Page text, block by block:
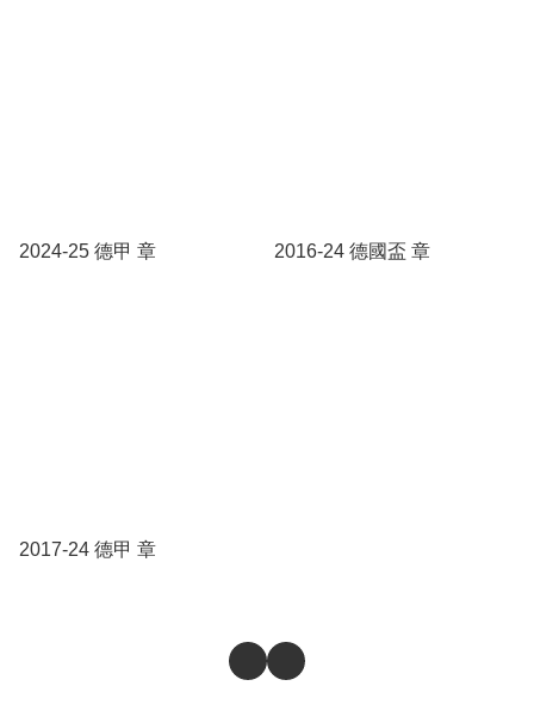
2024-25 德甲 章 2016-24 德國盃 章
2017-24 德甲 章